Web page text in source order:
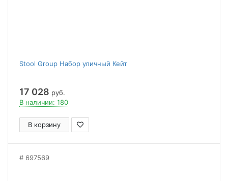
Stool Group Набор уличный Кейт
17 028 руб.
В наличии: 180
В корзину
697569